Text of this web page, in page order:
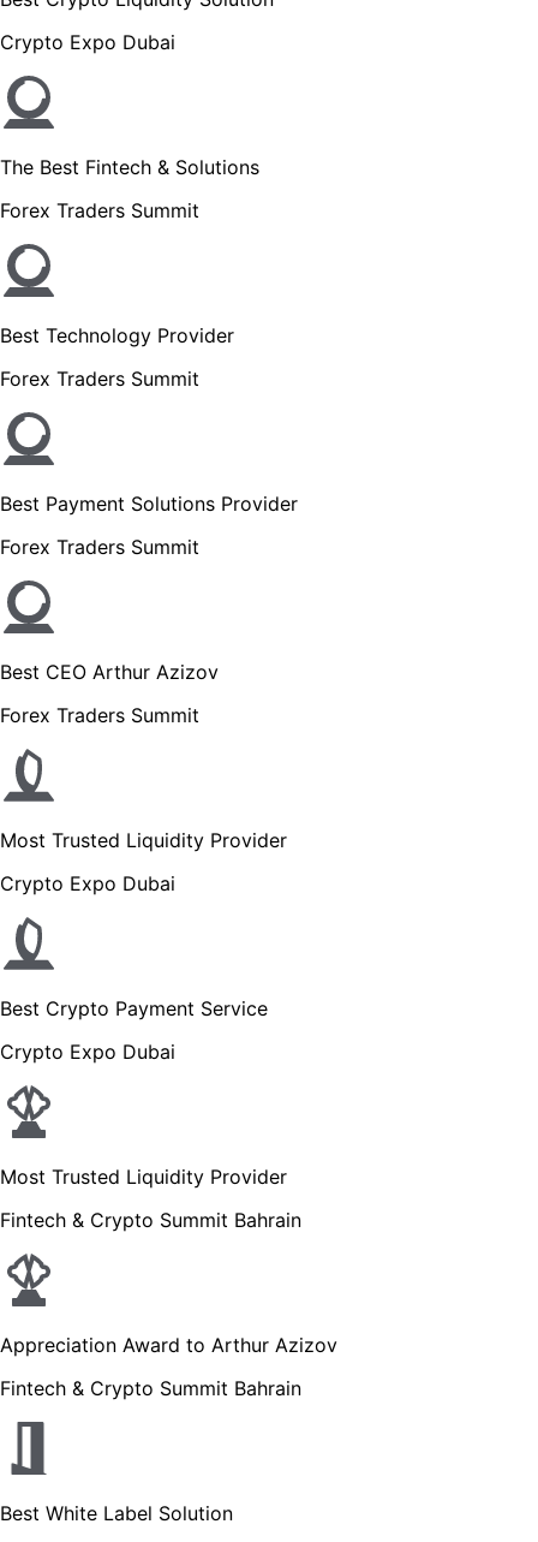
Crypto Expo Dubai
The Best Fintech & Solutions
Forex Traders Summit
Best Technology Provider
Forex Traders Summit
Best Payment Solutions Provider
Forex Traders Summit
Best CEO Arthur Azizov
Forex Traders Summit
Most Trusted Liquidity Provider
Crypto Expo Dubai
Best Crypto Payment Service
Crypto Expo Dubai
Most Trusted Liquidity Provider
Fintech & Crypto Summit Bahrain
Appreciation Award to Arthur Azizov
Fintech & Crypto Summit Bahrain
Best White Label Solution